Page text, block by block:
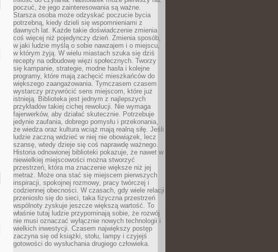
poczuć, że jego zainteresowania są ważne.
Starsza osoba może odzyskać poczucie bycia
potrzebną, kiedy dzieli się wspomnieniami z
dawnych lat. Każde takie doświadczenie zmienia
coś więcej niż pojedynczy dzień. Zmienia sposób,
w jaki ludzie myślą o sobie nawzajem i o miejscu,
w którym żyją. W wielu miastach szuka się dziś
recepty na odbudowę więzi społecznych. Tworzy
się kampanie, strategie, modne hasła i kolejne
programy, które mają zachęcić mieszkańców do
większego zaangażowania. Tymczasem czasem
wystarczy przywrócić sens miejscom, które już
istnieją. Biblioteka jest jednym z najlepszych
przykładów takiej cichej rewolucji. Nie wymaga
fajerwerków, aby działać skutecznie. Potrzebuje
jedynie zaufania, dobrego pomysłu i przekonania,
że wiedza oraz kultura wciąż mają realną siłę. Jeśli
ludzie zaczną widzieć w niej nie obowiązek, lecz
szansę, wtedy dzieje się coś naprawdę ważnego.
Historia odnowionej biblioteki pokazuje, że nawet w
niewielkiej miejscowości można stworzyć
przestrzeń, która ma znaczenie większe niż jej
metraż. Może ona stać się miejscem pierwszych
inspiracji, spokojnej rozmowy, pracy twórczej i
codziennej obecności. W czasach, gdy wiele relacji
przeniosło się do sieci, taka fizyczna przestrzeń
wspólnoty zyskuje jeszcze większą wartość. To
właśnie tutaj ludzie przypominają sobie, że rozwój
nie musi oznaczać wyłącznie nowych technologii i
wielkich inwestycji. Czasem największy postęp
zaczyna się od książki, stołu, lampy i czyjejś
gotowości do wysłuchania drugiego człowieka.